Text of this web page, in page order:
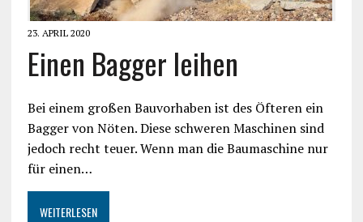
23. APRIL 2020
Einen Bagger leihen
Bei einem großen Bauvorhaben ist des Öfteren ein
Bagger von Nöten. Diese schweren Maschinen sind
jedoch recht teuer. Wenn man die Baumaschine nur
für einen…
WEITERLESEN